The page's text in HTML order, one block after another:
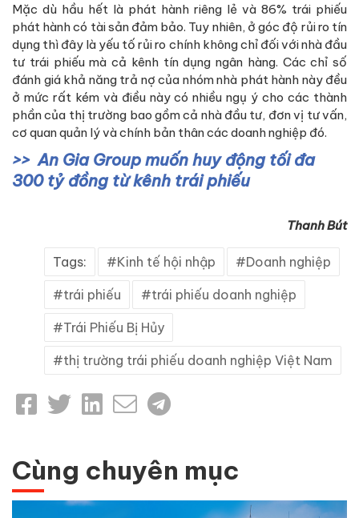
Mặc dù hầu hết là phát hành riêng lẻ và 86% trái phiếu
phát hành có tài sản đảm bảo. Tuy nhiên, ở góc độ rủi ro tín
dụng thì đây là yếu tố rủi ro chính không chỉ đối với nhà đầu
tư trái phiếu mà cả kênh tín dụng ngân hàng. Các chỉ số
đánh giá khả năng trả nợ của nhóm nhà phát hành này đều
ở mức rất kém và điều này có nhiều ngụ ý cho các thành
phần của thị trường bao gồm cả nhà đầu tư, đơn vị tư vấn,
cơ quan quản lý và chính bản thân các doanh nghiệp đó.
An Gia Group muốn huy động tối đa
300 tỷ đồng từ kênh trái phiếu
Thanh Bút
Tags: Kinh tế hội nhập Doanh nghiệp
trái phiếu trái phiếu doanh nghiệp
Trái Phiếu Bị Hủy
thị trường trái phiếu doanh nghiệp Việt Nam
Cùng chuyên mục